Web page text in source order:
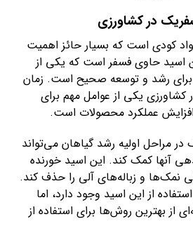
در کشاورزی
کودی است که بسیار حائز اهمیت
اسید حاوی فسفر است که یکی از
برای رشد و توسعه صحیح است. زمان
یکی از عوامل مهم برای
افزایش عملکرد محصولات است.
در مراحل اولیه رشد گیاهان می‌تواند
آنها کمک کند. این اسید خورنده
نمک‌ها و زباله‌های آلی را حذف کند.
از این اسید وجود دارد، اما
از بهترین روش‌ها برای استفاده از